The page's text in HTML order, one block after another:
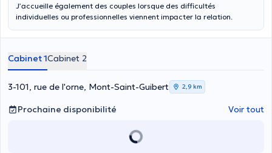
J’accueille également des couples lorsque des difficultés
individuelles ou professionnelles viennent impacter la relation.
Cabinet 1Cabinet 2
3-101, rue de l'orne, Mont-Saint-Guibert 2,9 km
Prochaine disponibilité Voir tout